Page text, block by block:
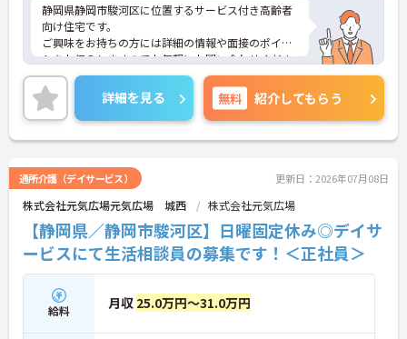
静岡県静岡市駿河区に位置するサービス付き高齢者
向け住宅です。
ご興味をお持ちの方には詳細の情報や面接のポイン
トをお伝えしますのでお気軽にお問い合わせくださ
いませ。
詳細を見る 無料 紹介してもらう
通所介護（デイサービス） 更新日：2026年07月08日
株式会社元気広場元気広場 城西 株式会社元気広場
【静岡県／静岡市駿河区】日曜固定休み◎デイサ
ービスにて生活相談員の募集です！＜正社員＞
給料 月収 25.0万円～31.0万円